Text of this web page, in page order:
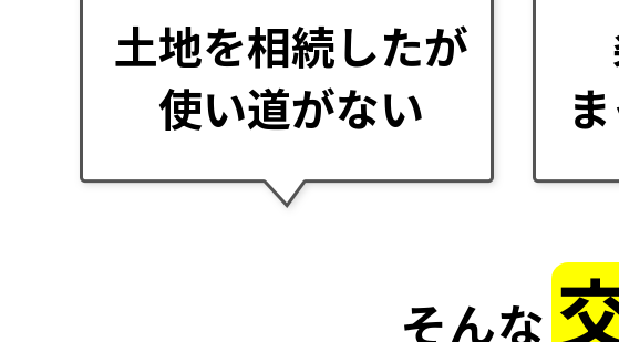
土地を相続したが
使い道がない
そんな